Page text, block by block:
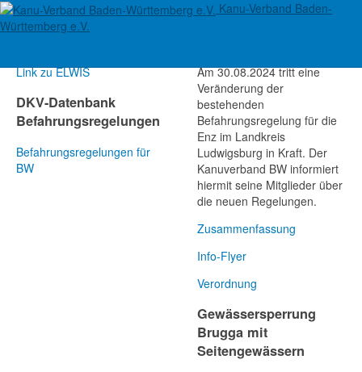
Kanu-Verband Baden-
Württemberg e.V.
Informationen
Link zu ELWIS
DKV-Datenbank
Befahrungsregelungen
Befahrungsregelungen für
BW
Befahrungsregelung
Am 30.08.2024 tritt eine
Veränderung der
bestehenden
Befahrungsregelung für die
Enz im Landkreis
Ludwigsburg in Kraft. Der
Kanuverband BW informiert
hiermit seine Mitglieder über
die neuen Regelungen.
Zusammenfassung
Info-Flyer
Verordnung
Gewässersperrung
Brugga mit
Seitengewässern